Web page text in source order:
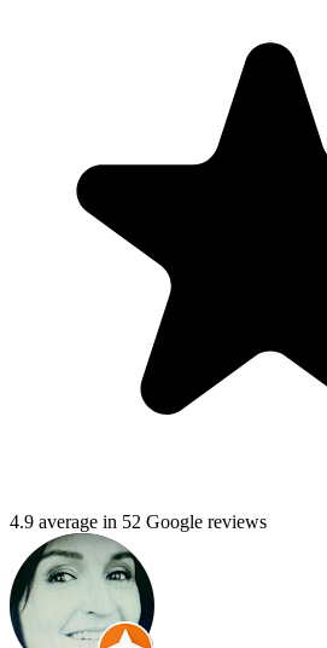
4.9 average in 52 Google reviews